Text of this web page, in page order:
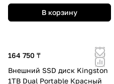
В корзину
164 750 ₸
Внешний SSD диск Kingston
1TB Dual Portable Красный